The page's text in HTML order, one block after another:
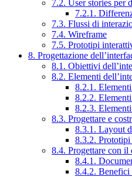
7.2. User stories per
7.2.1.
7.3. Flussi di
7.4. Wireframe
7.5. Prototipi
8. Progettazione
8.1. Obiettivi
8.2. Elementi
8.2.1.
8.2.2.
8.2.3.
8.3. Progettare e
8.3.1. Layout
8.3.2. Prototipi
8.4. Progettare con il
8.4.1.
8.4.2. Benefici